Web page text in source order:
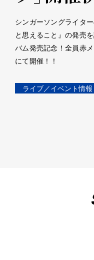
シンガーソングライタ
と思えること』の発売
バム発売記念！全員赤
にて開催！！
ライブ／イベント情報